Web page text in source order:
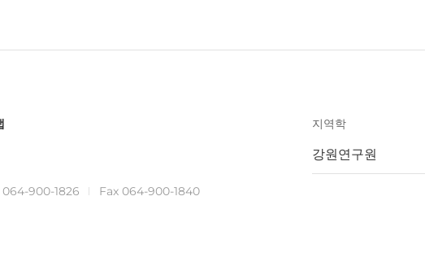
064-900-1826 Fax 064-900-1840
지역학
강원연구원